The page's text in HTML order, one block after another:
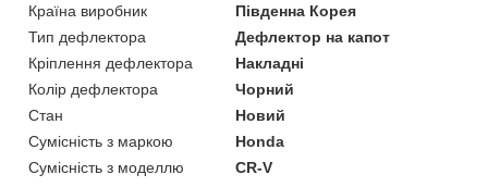
Країна виробник
Південна Корея
Тип дефлектора
Дефлектор на капот
Кріплення дефлектора
Накладні
Колір дефлектора
Чорний
Стан
Новий
Сумісність з маркою
Honda
Сумісність з моделлю
CR-V